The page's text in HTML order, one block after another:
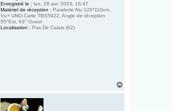
Enregistré le : lun. 28 avr. 2003, 16:47
Matériel de réception : Parabole Alu 120*110cm,
Vu+ UNO,Carte TBS5922, Angle de réception
55°Est, 63° Ouest
Localisation : Pas De Calais (62)